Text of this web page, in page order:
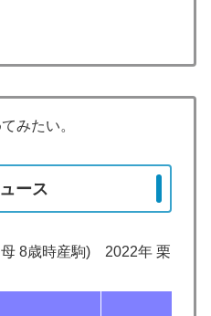
みたい。
ース
時産駒) 2022年 栗